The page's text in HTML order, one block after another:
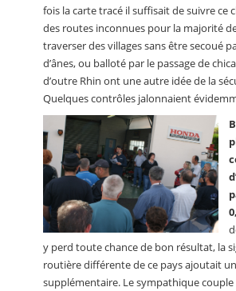
fois la carte tracé il suffisait de suivre ce
des routes inconnues pour la majorité
traverser des villages sans être secoué
d’ânes, ou balloté par le passage de
d’outre Rhin ont une autre idée de la
Quelques contrôles jalonnaient
0,
y perd toute chance de bon résultat, la
routière différente de ce pays ajoutait
supplémentaire. Le sympathique couple